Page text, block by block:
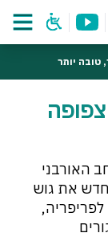
צפופה
האורבני
מחדש את גוש